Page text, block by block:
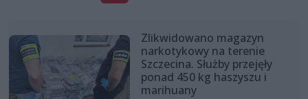
Zlikwidowano magazyn
narkotykowy na terenie
Szczecina. Służby przejęły
ponad 450 kg haszyszu i
marihuany